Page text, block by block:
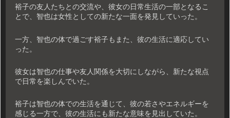
裕子の友人たちとの交流や、彼女の日常生活の一部となるこ
とで、智也は女性としての新たな一面を発見していった。
一方、智也の体で過ごす裕子もまた、彼の生活に適応してい
った。
彼女は智也の仕事や友人関係を大切にしながら、新たな視点
で日常を楽しんでいた。
裕子は智也の体での生活を通じて、彼の若さやエネルギーを
感じる一方で、彼の生活にも新たな意味を見出していた。